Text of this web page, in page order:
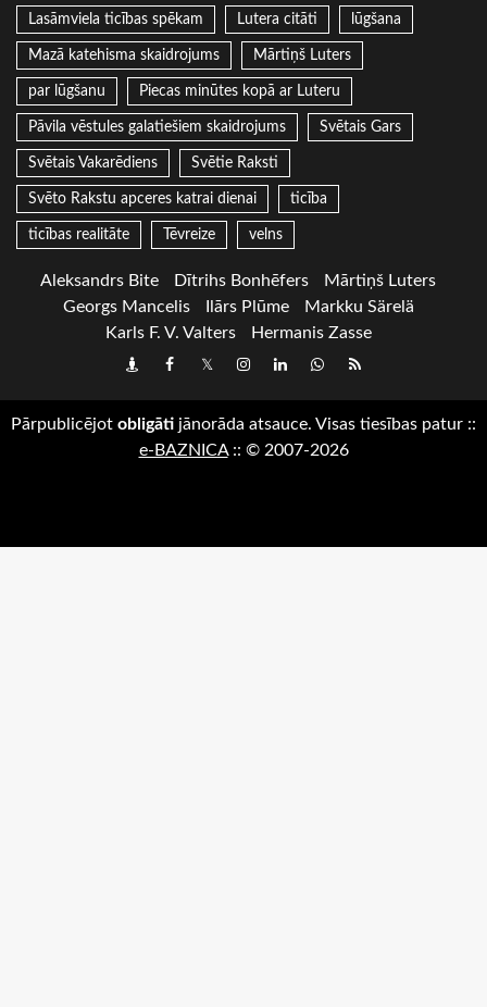
Lasāmviela ticības spēkam Lutera citāti lūgšana
Mazā katehisma skaidrojums Mārtiņš Luters
par lūgšanu Piecas minūtes kopā ar Luteru
Pāvila vēstules galatiešiem skaidrojums Svētais Gars
Svētais Vakarēdiens Svētie Raksti
Svēto Rakstu apceres katrai dienai ticība
ticības realitāte Tēvreize velns
Aleksandrs Bite Dītrihs Bonhēfers
Mārtiņš Luters
Georgs Mancelis
Ilārs Plūme
Markku Särelä
Karls F. V. Valters
Hermanis Zasse
DraugiemFacebook
TwitterInstagram
LinkedInwhatsapp
RSS
Pārpublicējot obligāti jānorāda atsauce. Visas tiesības patur ::
e-BAZNICA:: © 2007-2026